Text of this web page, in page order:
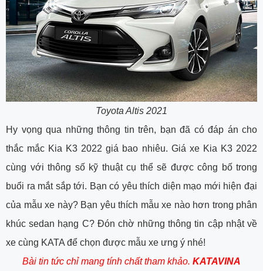
Toyota Altis 2021
Hy vọng qua những thông tin trên, bạn đã có đáp án cho
thắc mắc Kia K3 2022 giá bao nhiêu. Giá xe Kia K3 2022
cùng với thông số kỹ thuật cụ thể sẽ được công bố trong
buổi ra mắt sắp tới. Bạn có yêu thích diện mạo mới hiện đại
của mẫu xe này? Bạn yêu thích mẫu xe nào hơn trong phân
khúc sedan hạng C? Đón chờ những thông tin cập nhật về
xe cùng KATA để chọn được mẫu xe ưng ý nhé!
Bài tin tức chỉ mang tính chất tham khảo. KATAVINA